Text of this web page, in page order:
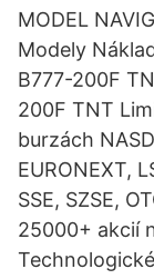
MODEL
Modely
B777-200F
200F TNT
burzách
EURONEXT,
SSE, SZSE,
25000+ akcií